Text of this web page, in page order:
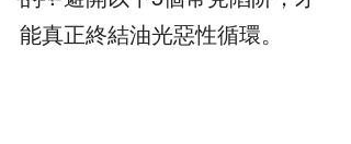
能真正終結油光惡性循環。